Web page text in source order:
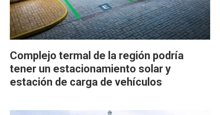
Complejo termal de la región podría
tener un estacionamiento solar y
estación de carga de vehículos